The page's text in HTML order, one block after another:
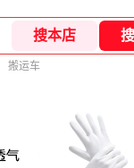
搬运车